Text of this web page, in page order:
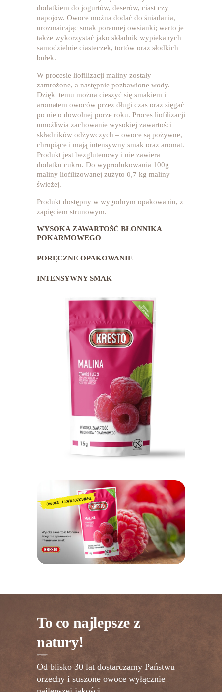
dodatkiem do jogurtów, deserów, ciast czy
napojów. Owoce można dodać do śniadania,
urozmaicając smak porannej owsianki; warto je
także wykorzystać jako składnik wypiekanych
samodzielnie ciasteczek, tortów oraz słodkich
bułek.
W procesie liofilizacji maliny zostały
zamrożone, a następnie pozbawione wody.
Dzięki temu można cieszyć się smakiem i
aromatem owoców przez długi czas oraz sięgać
po nie o dowolnej porze roku. Proces liofilizacji
umożliwia zachowanie wysokiej zawartości
składników odżywczych – owoce są pożywne,
chrupiące i mają intensywny smak oraz aromat.
Produkt jest bezglutenowy i nie zawiera
dodatku cukru. Do wyprodukowania 100g
maliny liofilizowanej zużyto 0,7 kg maliny
świeżej.
Produkt dostępny w wygodnym opakowaniu, z
zapięciem strunowym.
WYSOKA ZAWARTOŚĆ BŁONNIKA
POKARMOWEGO
PORĘCZNE OPAKOWANIE
INTENSYWNY SMAK
To co najlepsze z
natury!
Od blisko 30 lat dostarczamy Państwu
orzechy i suszone owoce wyłącznie